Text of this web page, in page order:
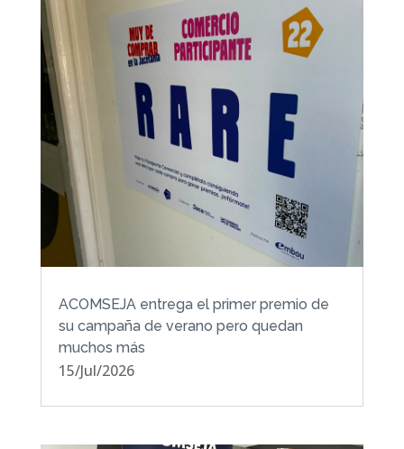
ACOMSEJA entrega el primer premio de
su campaña de verano pero quedan
muchos más
15/Jul/2026